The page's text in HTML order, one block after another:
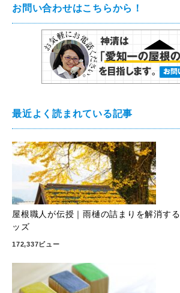
お問い合わせはこちらから！
最近よく読まれている記事
屋根職人が伝授｜雨樋の詰まりを解消す
ッズ
172,337ビュー